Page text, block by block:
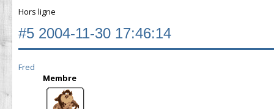
Hors ligne
#5 2004-11-30 17:46:14
Fred
Membre